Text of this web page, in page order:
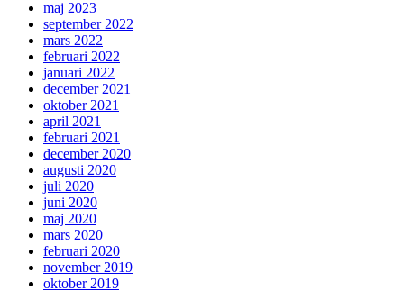
maj 2023
september 2022
mars 2022
februari 2022
januari 2022
december 2021
oktober 2021
april 2021
februari 2021
december 2020
augusti 2020
juli 2020
juni 2020
maj 2020
mars 2020
februari 2020
november 2019
oktober 2019